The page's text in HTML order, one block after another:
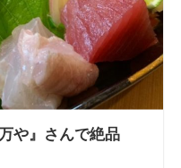
や』さんで絶品